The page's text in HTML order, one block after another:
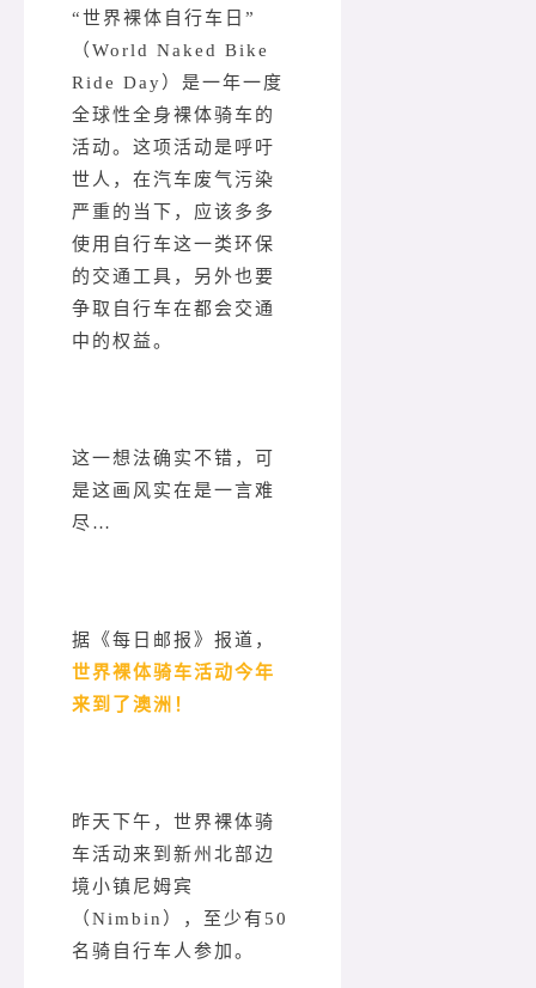
“世界裸体自行车日”
（World Naked Bike
Ride Day）是一年一度
全球性全身裸体骑车的
活动。这项活动是呼吁
世人，在汽车废气污染
严重的当下，应该多多
使用自行车这一类环保
的交通工具，另外也要
争取自行车在都会交通
中的权益。
这一想法确实不错，可
是这画风实在是一言难
尽…
据《每日邮报》报道，
世界裸体骑车活动今年
来到了澳洲！
昨天下午，世界裸体骑
车活动来到新州北部边
境小镇尼姆宾
（Nimbin），至少有50
名骑自行车人参加。